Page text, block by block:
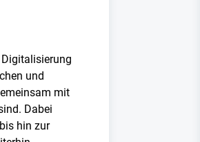
und
mit
Dabei
hin zur